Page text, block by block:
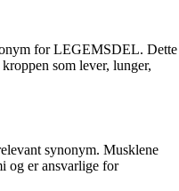
for LEGEMSDEL. Dette
som lever, lunger,
synonym. Musklene
og er ansvarlige for